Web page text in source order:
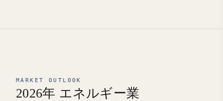
MARKET OUTLOOK
2026年 エネルギー業